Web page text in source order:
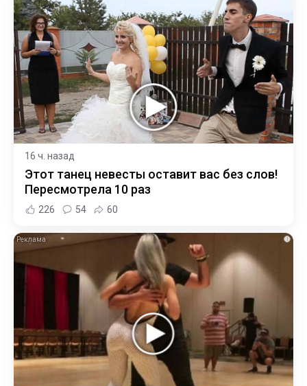
16 ч. назад
Этот танец невесты оставит вас без слов!
Пересмотрела 10 раз
226 54 60
i